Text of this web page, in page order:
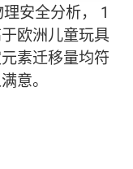
安全分析， 1
欧洲儿童玩具
素迁移量均符
意。